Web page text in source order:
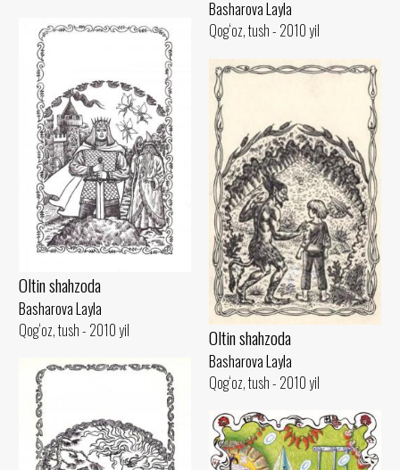
Basharova Layla
Qog‘oz, tush - 2010 yil
Oltin shahzoda
Basharova Layla
Qog‘oz, tush - 2010 yil
Oltin shahzoda
Basharova Layla
Qog‘oz, tush - 2010 yil